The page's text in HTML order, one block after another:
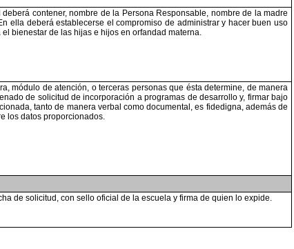
deberá contener, nombre de la Persona Responsable, nombre de la madre
ella deberá establecerse el compromiso de administrar y hacer buen uso
bienestar de las hijas e hijos en orfandad materna.
módulo de atención, o terceras personas que ésta determine, de manera
de solicitud de incorporación a programas de desarrollo y, firmar bajo
tanto de manera verbal como documental, es fidedigna, además de
los datos proporcionados.
de solicitud, con sello oficial de la escuela y firma de quien lo expide.